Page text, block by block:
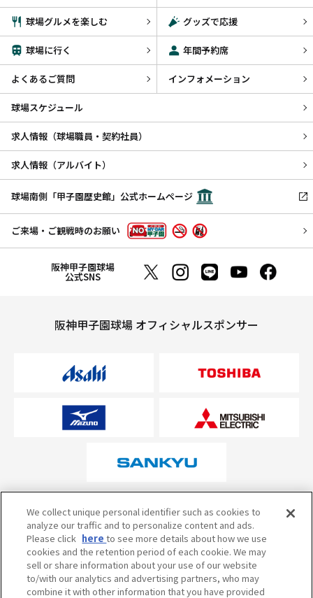
球場グルメを楽しむ グッズで応援
球場に行く 年間予約席
よくあるご質問 インフォメーション
球場スケジュール
求人情報（球場職員・契約社員）
求人情報（アルバイト）
球場南側「甲子園歴史館」公式ホームページ
ご来場・ご観戦時のお願い
阪神甲子園球場
公式SNS
阪神甲子園球場 オフィシャルスポンサー
オフィシャルスポンサーについて
試合の予定・状況・結果のお問い合わせ
阪神甲子園球場テレフォンサービス
We collect unique personal identifier such as cookies to
analyze our traffic and to personalize content and ads.
Please click hereto see more details about how we use
cookies and the retention period of each cookie. We may
sell or share information about your use of our website
to/with our analytics and advertising partners, who may
combine it with other information that you have provided